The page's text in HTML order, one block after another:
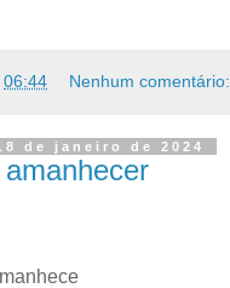
06:44 Nenhum comentário:
de janeiro de 2024